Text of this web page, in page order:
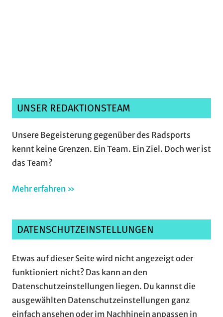
UNSER REDAKTIONSTEAM
Unsere Begeisterung gegenüber des Radsports
kennt keine Grenzen. Ein Team. Ein Ziel. Doch wer ist
das Team?
Mehr erfahren »
DATENSCHUTZEINSTELLUNGEN
Etwas auf dieser Seite wird nicht angezeigt oder
funktioniert nicht? Das kann an den
Datenschutzeinstellungen liegen. Du kannst die
ausgewählten Datenschutzeinstellungen ganz
einfach ansehen oder im Nachhinein anpassen in